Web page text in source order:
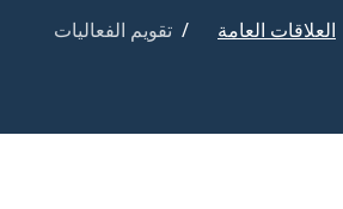
العلاقات العامة تقويم الفعاليات